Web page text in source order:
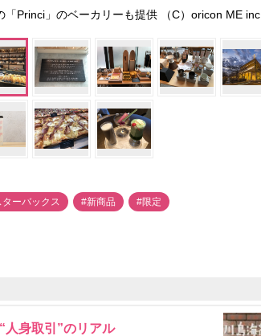
「Princi」のベーカリーも提供 （C）oricon ME inc.
ターバックス #新商品 #限定
人身取引”のリアル